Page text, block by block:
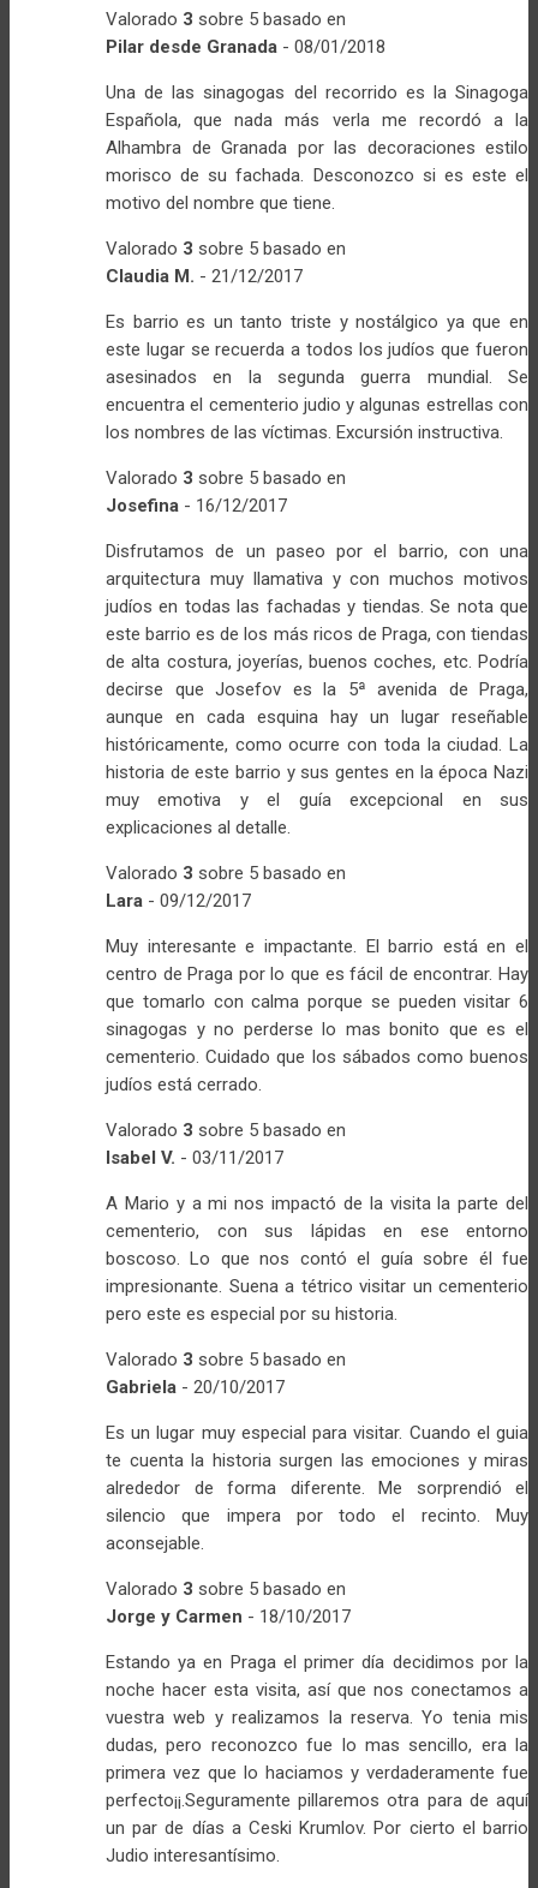
Valorado 3 sobre 5 basado en
Pilar desde Granada - 08/01/2018
Una de las sinagogas del recorrido es la Sinagoga
Española, que nada más verla me recordó a la
Alhambra de Granada por las decoraciones estilo
morisco de su fachada. Desconozco si es este el
motivo del nombre que tiene.
Valorado 3 sobre 5 basado en
Claudia M. - 21/12/2017
Es barrio es un tanto triste y nostálgico ya que en
este lugar se recuerda a todos los judíos que fueron
asesinados en la segunda guerra mundial. Se
encuentra el cementerio judio y algunas estrellas con
los nombres de las víctimas. Excursión instructiva.
Valorado 3 sobre 5 basado en
Josefina - 16/12/2017
Disfrutamos de un paseo por el barrio, con una
arquitectura muy llamativa y con muchos motivos
judíos en todas las fachadas y tiendas. Se nota que
este barrio es de los más ricos de Praga, con tiendas
de alta costura, joyerías, buenos coches, etc. Podría
decirse que Josefov es la 5ª avenida de Praga,
aunque en cada esquina hay un lugar reseñable
históricamente, como ocurre con toda la ciudad. La
historia de este barrio y sus gentes en la época Nazi
muy emotiva y el guía excepcional en sus
explicaciones al detalle.
Valorado 3 sobre 5 basado en
Lara - 09/12/2017
Muy interesante e impactante. El barrio está en el
centro de Praga por lo que es fácil de encontrar. Hay
que tomarlo con calma porque se pueden visitar 6
sinagogas y no perderse lo mas bonito que es el
cementerio. Cuidado que los sábados como buenos
judíos está cerrado.
Valorado 3 sobre 5 basado en
Isabel V. - 03/11/2017
A Mario y a mi nos impactó de la visita la parte del
cementerio, con sus lápidas en ese entorno
boscoso. Lo que nos contó el guía sobre él fue
impresionante. Suena a tétrico visitar un cementerio
pero este es especial por su historia.
Valorado 3 sobre 5 basado en
Gabriela - 20/10/2017
Es un lugar muy especial para visitar. Cuando el guia
te cuenta la historia surgen las emociones y miras
alrededor de forma diferente. Me sorprendió el
silencio que impera por todo el recinto. Muy
aconsejable.
Valorado 3 sobre 5 basado en
Jorge y Carmen - 18/10/2017
Estando ya en Praga el primer día decidimos por la
noche hacer esta visita, así que nos conectamos a
vuestra web y realizamos la reserva. Yo tenia mis
dudas, pero reconozco fue lo mas sencillo, era la
primera vez que lo haciamos y verdaderamente fue
perfecto¡¡.Seguramente pillaremos otra para de aquí
un par de días a Ceski Krumlov. Por cierto el barrio
Judio interesantísimo.